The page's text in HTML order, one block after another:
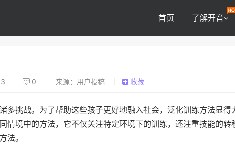
首页 了解开音
0 来源：用户投稿 收藏
多挑战。为了帮助这些孩子更好地融入社会，泛化训练方法显得
情境中的方法，它不仅关注特定环境下的训练，还注重技能的转
法。